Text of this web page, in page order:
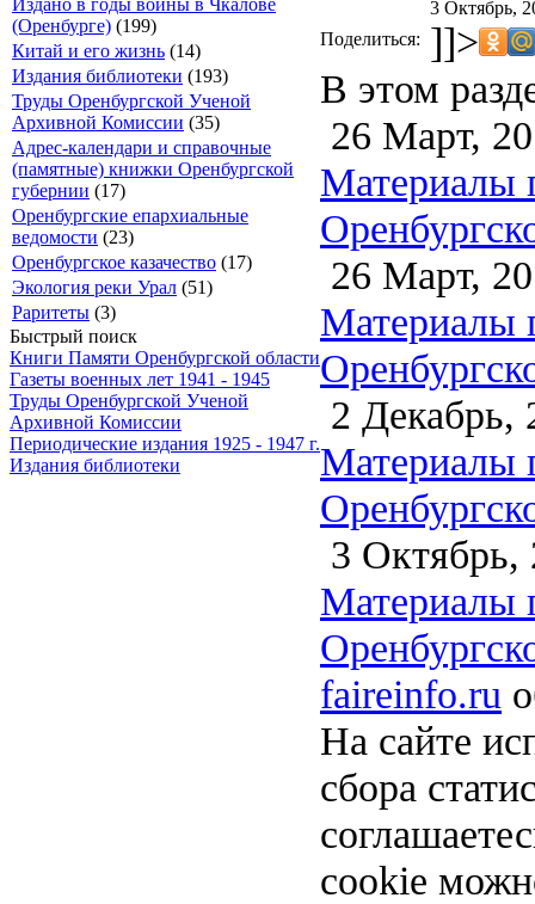
Издано в годы войны в Чкалове
(Оренбурге) (199)
Китай и его жизнь (14)
Издания библиотеки (193)
Труды Оренбургской Ученой
Архивной Комиссии (35)
Адрес-календари и справочные
(памятные) книжки Оренбургской
губернии (17)
Оренбургские епархиальные
ведомости (23)
Оренбургское казачество (17)
Экология реки Урал (51)
Раритеты (3)
Быстрый поиск
Книги Памяти Оренбургской области
Газеты военных лет 1941 - 1945
Труды Оренбургской Ученой
Архивной Комиссии
Периодические издания 1925 - 1947 г.
Издания библиотеки
3 Октябрь,
Поделиться: ]]>
В этом
26 Март,
Материалы
26 Март,
Материалы
2 Декабрь,
Материалы
3 Октябрь,
Материалы
faireinfo.ru
На сайте
сбора
cookie